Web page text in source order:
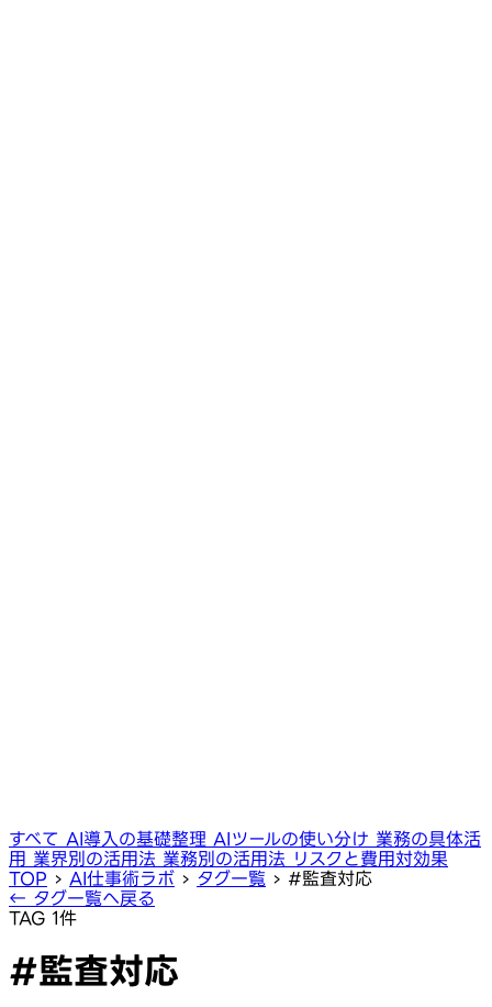
すべて AI導入の基礎整理 AIツールの使い分け 業務の具体活
用 業界別の活用法 業務別の活用法 リスクと費用対効果
TOP › AI仕事術ラボ › タグ一覧 › #監査対応
← タグ一覧へ戻る
TAG 1件
#監査対応